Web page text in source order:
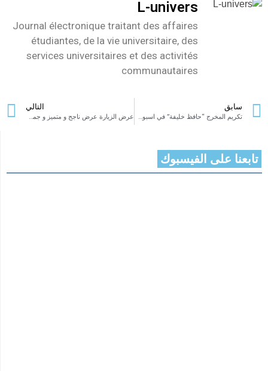
L-univers
Journal électronique traitant des affaires
étudiantes, de la vie universitaire, des
services universitaires et des activités
communautaires
سابق
تكريم المخرج “حافظ خليفة” في اسبوع المهاجر التونسي هو تكريم لكل المبدعين الناجحين في تونس وفي مختلف أنحاء العالم
التالي
عرض الزيارة عرض ناجح و متميز و جمهور عالمي و قصة عشق لا تنتهي لدى “البنازرتية”
تابعنا على الفيسبوك